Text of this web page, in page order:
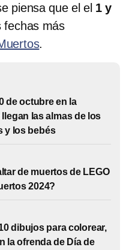
piensa que el el 1 y
más
.
de octubre en la
las almas de los
y los bebés
de muertos de LEGO
2024?
dibujos para colorear,
la ofrenda de Día de